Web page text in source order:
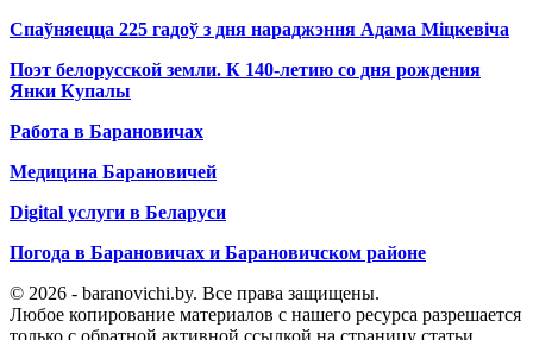
Спаўняецца 225 гадоў з дня нараджэння Адама Міцкевіча
Поэт белорусской земли. К 140-летию со дня рождения
Янки Купалы
Работа в Барановичах
Медицина Барановичей
Digital услуги в Беларуси
Погода в Барановичах и Барановичском районе
© 2026 - baranovichi.by. Все права защищены.
Любое копирование материалов с нашего ресурса разрешается
только с обратной активной ссылкой на страницу статьи.